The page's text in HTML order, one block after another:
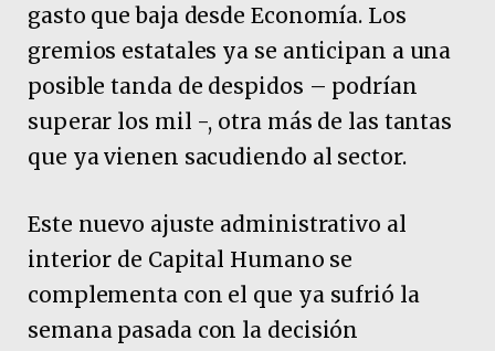
gasto que baja desde Economía. Los
gremios estatales ya se anticipan a una
posible tanda de despidos – podrían
superar los mil -, otra más de las tantas
que ya vienen sacudiendo al sector.
Este nuevo ajuste administrativo al
interior de Capital Humano se
complementa con el que ya sufrió la
semana pasada con la decisión